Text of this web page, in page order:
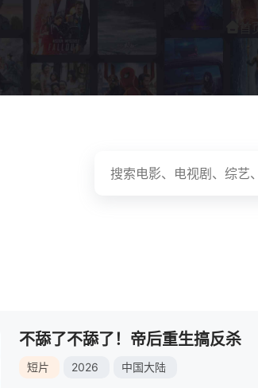
不舔了不舔了！帝后重生搞反杀
短片 2026 中国大陆